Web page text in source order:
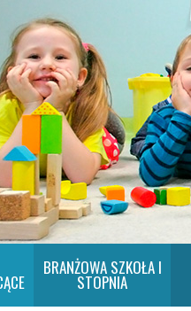
BRANŻOWA SZKOŁA I
STOPNIA